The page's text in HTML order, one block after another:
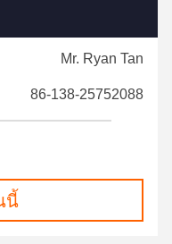
Mr. Ryan Tan
86-138-25752088
นี้